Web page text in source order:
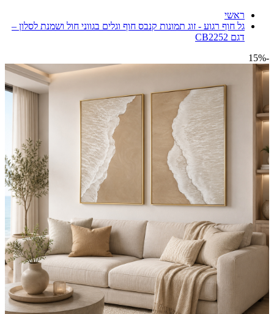
ראשי
גל חוף רגוע - זוג תמונות קנבס חוף וגלים בגווני חול ושמנת לסלון –
דגם CB2252
-15%